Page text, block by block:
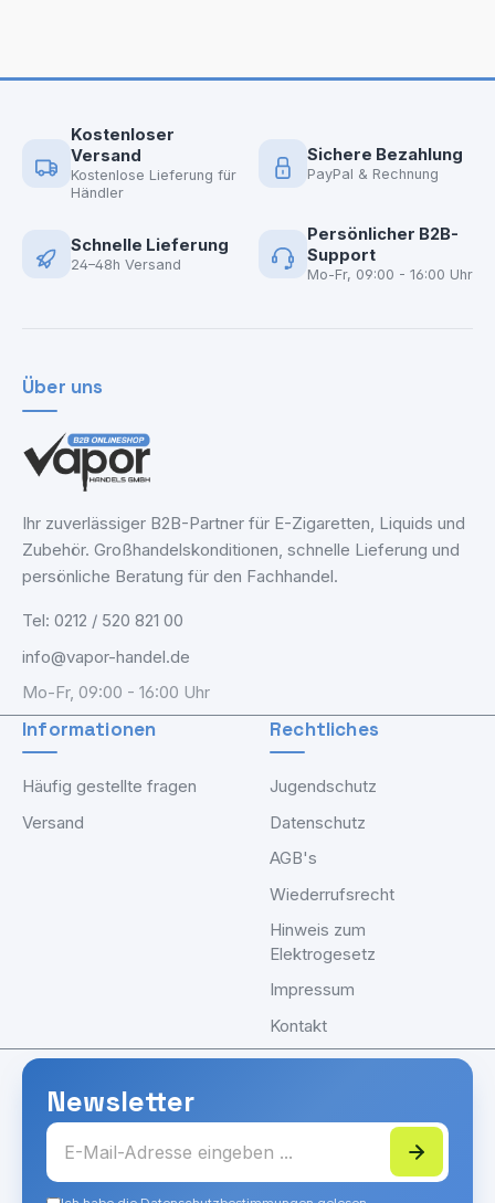
Kostenloser
Versand
Kostenlose Lieferung für
Händler
Sichere Bezahlung
PayPal & Rechnung
Schnelle Lieferung
24–48h Versand
Persönlicher B2B-
Support
Mo-Fr, 09:00 - 16:00 Uhr
Über uns
Ihr zuverlässiger B2B-Partner für E-Zigaretten, Liquids und
Zubehör. Großhandelskonditionen, schnelle Lieferung und
persönliche Beratung für den Fachhandel.
Tel: 0212 / 520 821 00
info@vapor-handel.de
Mo-Fr, 09:00 - 16:00 Uhr
Informationen
Häufig gestellte fragen
Versand
Rechtliches
Jugendschutz
Datenschutz
AGB's
Wiederrufsrecht
Hinweis zum
Elektrogesetz
Impressum
Kontakt
Newsletter